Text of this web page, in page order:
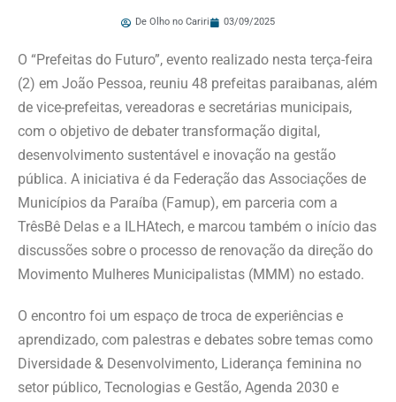
De Olho no Cariri 03/09/2025
O “Prefeitas do Futuro”, evento realizado nesta terça-feira
(2) em João Pessoa, reuniu 48 prefeitas paraibanas, além
de vice-prefeitas, vereadoras e secretárias municipais,
com o objetivo de debater transformação digital,
desenvolvimento sustentável e inovação na gestão
pública. A iniciativa é da Federação das Associações de
Municípios da Paraíba (Famup), em parceria com a
TrêsBê Delas e a ILHAtech, e marcou também o início das
discussões sobre o processo de renovação da direção do
Movimento Mulheres Municipalistas (MMM) no estado.
O encontro foi um espaço de troca de experiências e
aprendizado, com palestras e debates sobre temas como
Diversidade & Desenvolvimento, Liderança feminina no
setor público, Tecnologias e Gestão, Agenda 2030 e